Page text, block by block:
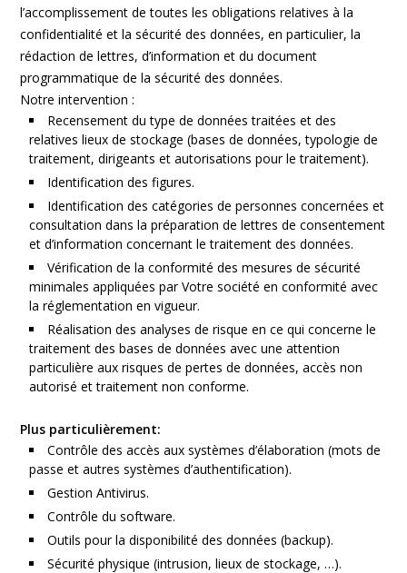
l’accomplissement de toutes les obligations relatives à la
confidentialité et la sécurité des données, en particulier, la
rédaction de lettres, d’information et du document
programmatique de la sécurité des données.
Notre intervention :
Recensement du type de données traitées et des
relatives lieux de stockage (bases de données, typologie de
traitement, dirigeants et autorisations pour le traitement).
Identification des figures.
Identification des catégories de personnes concernées et
consultation dans la préparation de lettres de consentement
et d’information concernant le traitement des données.
Vérification de la conformité des mesures de sécurité
minimales appliquées par Votre société en conformité avec
la réglementation en vigueur.
Réalisation des analyses de risque en ce qui concerne le
traitement des bases de données avec une attention
particulière aux risques de pertes de données, accès non
autorisé et traitement non conforme.
Plus particulièrement:
Contrôle des accès aux systèmes d’élaboration (mots de
passe et autres systèmes d’authentification).
Gestion Antivirus.
Contrôle du software.
Outils pour la disponibilité des données (backup).
Sécurité physique (intrusion, lieux de stockage, …).